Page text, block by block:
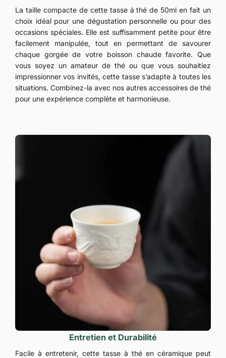
La taille compacte de cette tasse à thé de 50ml en fait un
choix idéal pour une dégustation personnelle ou pour des
occasions spéciales. Elle est suffisamment petite pour être
facilement manipulée, tout en permettant de savourer
chaque gorgée de votre boisson chaude favorite. Que
vous soyez un amateur de thé ou que vous souhaitiez
impressionner vos invités, cette tasse s’adapte à toutes les
situations. Combinez-la avec nos autres accessoires de thé
pour une expérience complète et harmonieuse.
Entretien et Durabilité
Facile à entretenir, cette tasse à thé en céramique peut